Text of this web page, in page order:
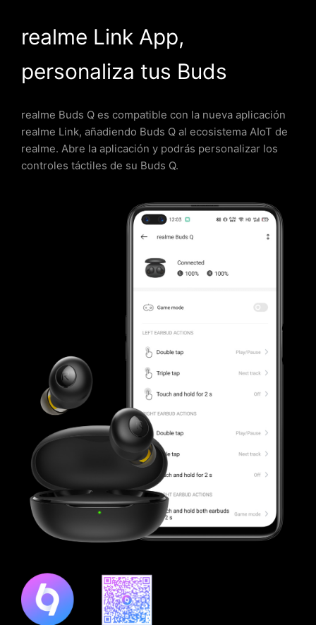
realme Link App,
personaliza tus Buds
realme Buds Q es compatible con la nueva aplicación
realme Link, añadiendo Buds Q al ecosistema AIoT de
realme. Abre la aplicación y podrás personalizar los
controles táctiles de su Buds Q.